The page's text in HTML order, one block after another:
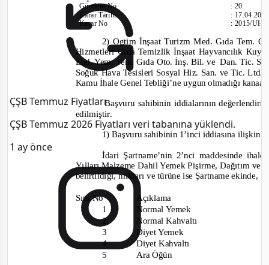
ÇŞB Temmuz Fiyatları
ÇŞB Temmuz 2026 Fiyatları veri tabanına yüklendi.
1 ay önce
Gündem No
Karar Tarihi
Karar No
:20
:
:2015/
2) Ogtim İnşaat Turizm Med. Gıda Tem.
Hizmetleri Gıda Temizlik İnşaat Hayvancılık
End. Yem. Tem. Gıda Oto. İnş. Bil. ve Dan. Tic.
Soğuk Hava Tesisleri Sosyal Hiz. San. ve Tic. Ltd.
Kamu İhale Genel Tebliği’ne uygun olmadığı
Başvuru sahibinin iddialarının
edilmiştir.
1) Başvuru sahibinin 1’inci iddiasına ilişkin
İdari Şartname’nin 2’nci maddesinde
Yılları Malzeme Dahil Yemek Pişirme, Dağıtım ve
belirtildiği, miktarı ve türüne ise Şartname ekinde,
Sıra No Açıklama
1 Normal Yemek
Normal Kahvaltı
Diyet Yemek
Diyet Kahvaltı
Ara Öğün
2
3
4
5